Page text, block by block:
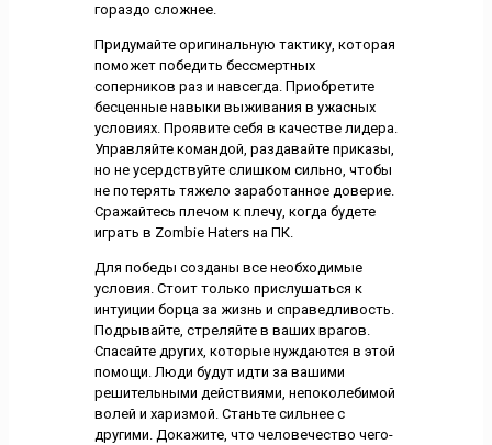
гораздо сложнее.
Придумайте оригинальную тактику, которая
поможет победить бессмертных
соперников раз и навсегда. Приобретите
бесценные навыки выживания в ужасных
условиях. Проявите себя в качестве лидера.
Управляйте командой, раздавайте приказы,
но не усердствуйте слишком сильно, чтобы
не потерять тяжело заработанное доверие.
Сражайтесь плечом к плечу, когда будете
играть в Zombie Haters на ПК.
Для победы созданы все необходимые
условия. Стоит только прислушаться к
интуиции борца за жизнь и справедливость.
Подрывайте, стреляйте в ваших врагов.
Спасайте других, которые нуждаются в этой
помощи. Люди будут идти за вашими
решительными действиями, непоколебимой
волей и харизмой. Станьте сильнее с
другими. Докажите, что человечество чего-